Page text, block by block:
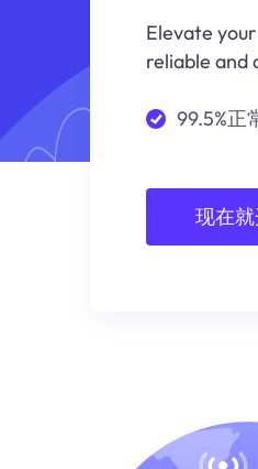
Elevate
reliable and
99.5%正
现在